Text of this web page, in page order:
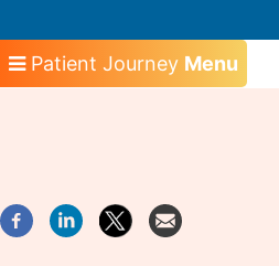
Patient Journey Menu